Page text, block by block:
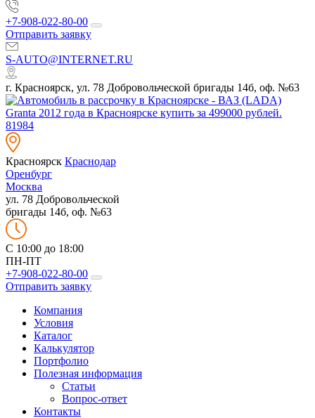
+7-908-022-80-00
Отправить заявку
S-AUTO@INTERNET.RU
г. Красноярск, ул. 78 Добровольческой бригады 14б, оф. №63
Красноярск Краснодар
Оренбург
Москва
ул. 78 Добровольческой
бригады 14б, оф. №63
C 10:00 до 18:00
ПН-ПТ
+7-908-022-80-00
Отправить заявку
Компания
Условия
Каталог
Калькулятор
Портфолио
Полезная информация
Статьи
Вопрос-ответ
Контакты